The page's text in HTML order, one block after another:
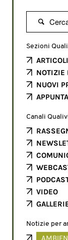

Sezioni
NOTIZIE
NUOVI
Canali
VIDEO
Notizie per